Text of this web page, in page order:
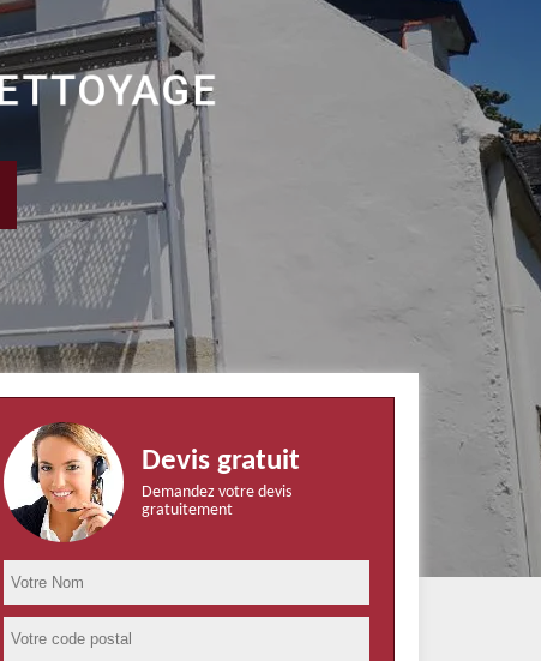
Devis gratuit
Demandez votre devis
gratuitement